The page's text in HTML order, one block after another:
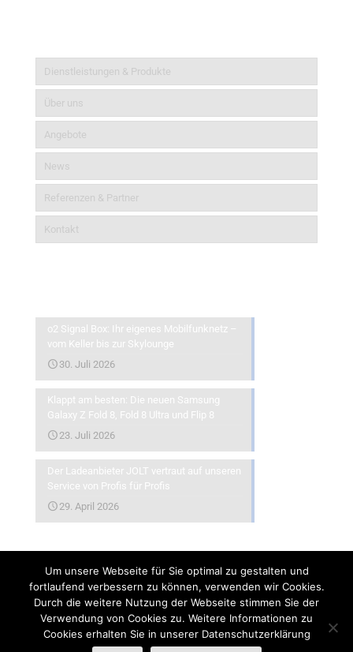
Dienstleistungen & Produkte
Über uns
Angebote
News
Referenzen & Partner
Kontakt
o2 Signal Box: Ihr eigenes Mobilfunknetz –
vom Keller bis zur Skylounge
30. Juli 2026
Klappt am besten: Die neuen Samsung
Galaxy Z Fold 8, Fold 8 Ultra und Flip 8
23. Juli 2026
Der Ladeanbieter JOLT vertraut auf unseren
Service von Profis für Profis
29. April 2026
©2026- Munichkom | RealisierungAra8.de
TKG
Impressum Datenschutzbelehrung
Um unsere Webseite für Sie optimal zu gestalten und
fortlaufend verbessern zu können, verwenden wir Cookies.
Durch die weitere Nutzung der Webseite stimmen Sie der
Verwendung von Cookies zu. Weitere Informationen zu
Cookies erhalten Sie in unserer Datenschutzerklärung